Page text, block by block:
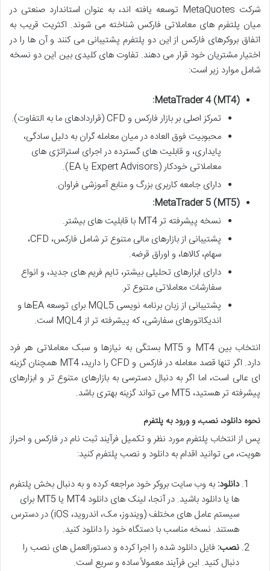
شرکت MetaQuotes توسعه یافته اند، به عنوان استاندارد صنعتی در
میان پلتفرم های معاملاتی فارکس شناخته می شوند. اکثریت قریب به
اتفاق بروکرهای فارکس از این دو پلتفرم پشتیبانی می کنند و آن ها را در
اختیار مشتریان خود قرار می دهند. تفاوت های کلیدی بین این دو نسخه
شامل موارد زیر است:
MetaTrader 4 (MT4):
تمرکز اصلی بر بازار فارکس و CFD (قراردادهای ما به التفاوت).
محبوبیت فوق العاده در میان معامله گران به دلیل سادگی،
پایداری، و قابلیت های گسترده در اجرای استراتژی های
معاملاتی خودکار (Expert Advisors یا EA).
دارای جامعه کاربری بزرگ و منابع آموزشی فراوان.
MetaTrader 5 (MT5):
نسخه پیشرفته تر MT4 با قابلیت های بیشتر.
پشتیبانی از بازارهای مالی متنوع تر شامل فارکس، CFD،
سهام، کالاها، و اوراق قرضه.
دارای ابزارهای تحلیلی بیشتر، تایم فریم های جدید، و انواع
سفارشات معاملاتی متنوع تر.
پشتیبانی از زبان برنامه نویسی MQL5 برای توسعه EAها و
اندیکاتورهای سفارشی، که پیشرفته تر از MQL4 است.
انتخاب بین MT4 و MT5 بستگی به نیازها و سبک معاملاتی هر فرد
دارد. اگر تنها قصد معامله در فارکس و CFD را دارید، MT4 همچنان گزینه
ای عالی است، اما اگر به دنبال دسترسی به بازارهای متنوع تر و ابزارهای
پیشرفته تر هستید، MT5 می تواند گزینه بهتری باشد.
نحوه دانلود، نصب، و ورود به پلتفرم
پس از انتخاب پلتفرم مورد نظر و تکمیل فرآیند ثبت نام در فارکس و احراز
هویت، می توانید اقدام به دانلود و نصب پلتفرم کنید:
دانلود: به وب سایت بروکر خود مراجعه کرده و به دنبال بخش پلتفرم
ها یا دانلود باشید. در آنجا، لینک های دانلود MT4 یا MT5 برای
سیستم عامل های مختلف (ویندوز، مک، اندروید، iOS) در دسترس
هستند. نسخه مناسب با دستگاه خود را دانلود کنید.
نصب: فایل دانلود شده را اجرا کرده و دستورالعمل های نصب را
دنبال کنید. این فرآیند معمولاً ساده و سریع است.